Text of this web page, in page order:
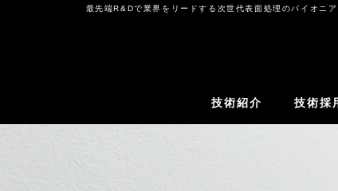
最先端R&Dで業界をリードする次世代表面処理のパイオニア
技術紹介 技術採